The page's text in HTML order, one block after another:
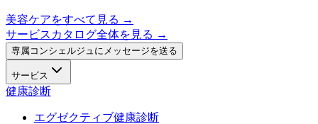
美容ケアをすべて見る →
サービスカタログ全体を見る →
専属コンシェルジュにメッセージを送る
サービス
健康診断
エグゼクティブ健康診断